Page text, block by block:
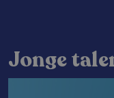
Jonge